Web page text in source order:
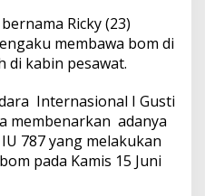
Ricky (23)
membawa bom di
di kabin pesawat.
Internasional I Gusti
membenarkan adanya
787 yang melakukan
pada Kamis 15 Juni